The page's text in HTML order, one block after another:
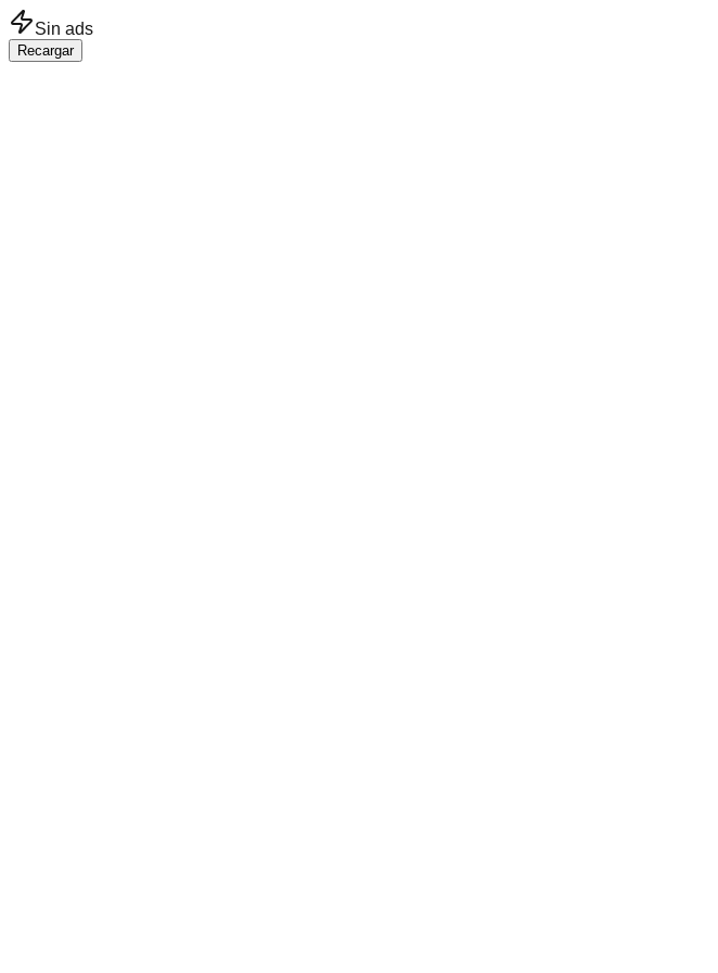
Saltar al contenido principal
Sin ads
Recargar